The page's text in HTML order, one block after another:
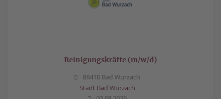
Reinigungskräfte (m/w/d)
88410 Bad Wurzach
Stadt Bad Wurzach